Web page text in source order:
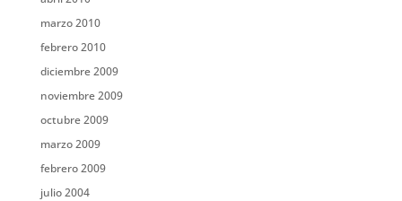
marzo 2010
febrero 2010
diciembre 2009
noviembre 2009
octubre 2009
marzo 2009
febrero 2009
julio 2004